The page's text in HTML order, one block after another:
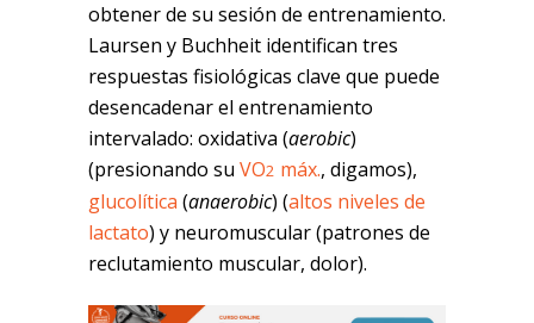
obtener de su sesión de entrenamiento.
Laursen y Buchheit identifican tres
respuestas fisiológicas clave que puede
desencadenar el entrenamiento
intervalado: oxidativa (aerobic)
(presionando su VO2 máx., digamos),
glucolítica (anaerobic) (altos niveles de
lactato) y neuromuscular (patrones de
reclutamiento muscular, dolor).